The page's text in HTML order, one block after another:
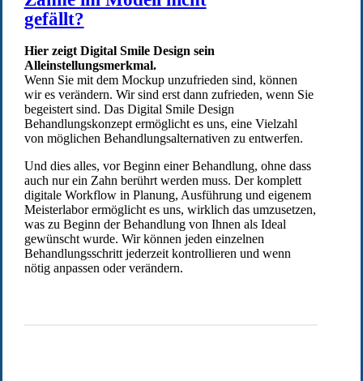
gefällt?
Hier zeigt Digital Smile Design sein
Alleinstellungsmerkmal.
Wenn Sie mit dem Mockup unzufrieden sind, können
wir es verändern. Wir sind erst dann zufrieden, wenn Sie
begeistert sind. Das Digital Smile Design
Behandlungskonzept ermöglicht es uns, eine Vielzahl
von möglichen Behandlungsalternativen zu entwerfen.
Und dies alles, vor Beginn einer Behandlung, ohne dass
auch nur ein Zahn berührt werden muss. Der komplett
digitale Workflow in Planung, Ausführung und eigenem
Meisterlabor ermöglicht es uns, wirklich das umzusetzen,
was zu Beginn der Behandlung von Ihnen als Ideal
gewünscht wurde. Wir können jeden einzelnen
Behandlungsschritt jederzeit kontrollieren und wenn
nötig anpassen oder verändern.